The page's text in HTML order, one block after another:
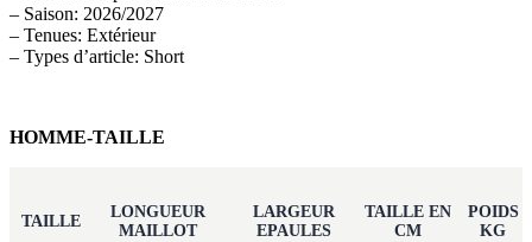
– Saison: 2026/2027
– Tenues: Extérieur
– Types d’article: Short
HOMME-TAILLE
TAILLE
LONGUEUR
MAILLOT
LARGEUR
EPAULES
TAILLE EN
CM
POIDS
KG